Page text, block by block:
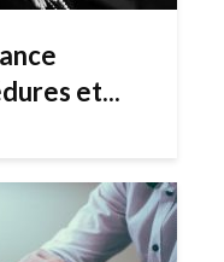
et...